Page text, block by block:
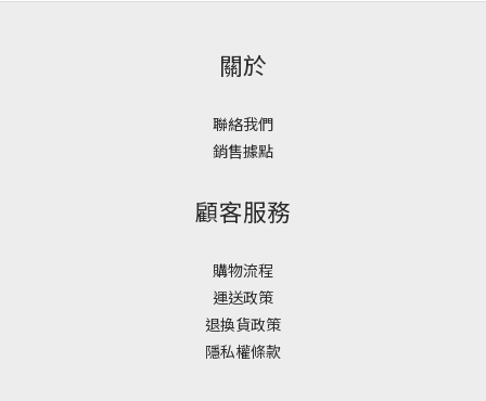
關於
聯絡我們
銷售據點
顧客服務
購物流程
運送政策
退換貨政策
隱私權條款